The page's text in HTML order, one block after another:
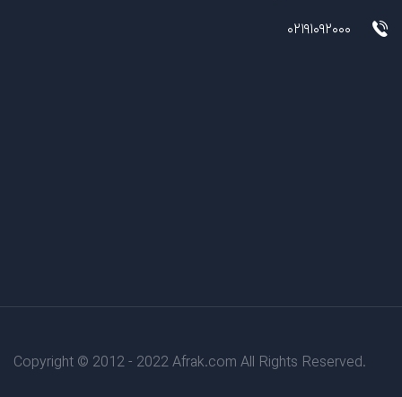
02191092000
Copyright © 2012 - 2022 Afrak.com All Rights Reserved.